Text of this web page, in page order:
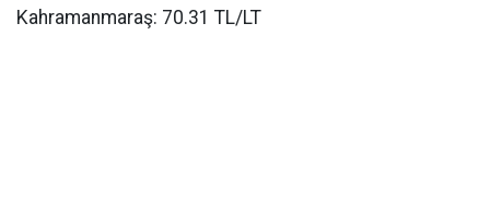
Kahramanmaraş: 70.31 TL/LT